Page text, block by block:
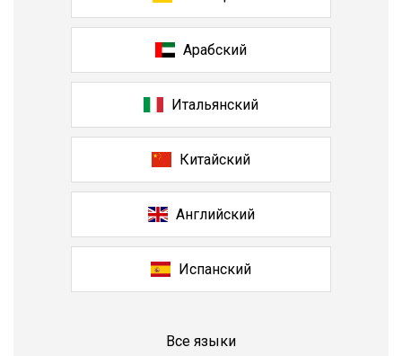
Арабский
Итальянский
Китайский
Английский
Испанский
Все языки